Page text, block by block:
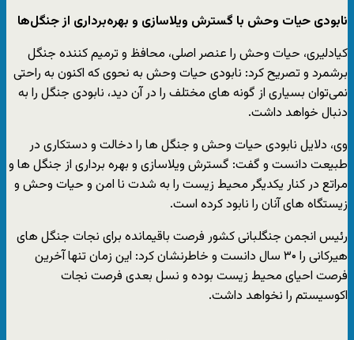
نابودی حیات وحش با گسترش ویلاسازی و بهره‌برداری از جنگل‌ها
کیادلیری، حیات وحش را عنصر اصلی، محافظ و ترمیم کننده جنگل
برشمرد و تصریح کرد: نابودی حیات وحش به نحوی که اکنون به راحتی
نمی‌توان بسیاری از گونه های مختلف را در آن دید، نابودی جنگل را به
دنبال خواهد داشت.
وی، دلایل نابودی حیات وحش و جنگل ها را دخالت و دستکاری در
طبیعت دانست و گفت: گسترش ویلاسازی و بهره برداری از جنگل ها و
مراتع در کنار یکدیگر محیط زیست را به شدت نا امن و حیات وحش و
زیستگاه های آنان را نابود کرده است.
رئیس انجمن جنگلبانی کشور فرصت باقیمانده برای نجات جنگل های
هیرکانی را ۳۰ سال دانست و خاطرنشان کرد: این زمان تنها آخرین
فرصت احیای محیط زیست بوده و نسل بعدی فرصت نجات
اکوسیستم را نخواهد داشت.